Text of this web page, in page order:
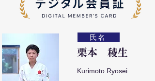
氏名
栗本 稜生
Kurimoto Ryosei